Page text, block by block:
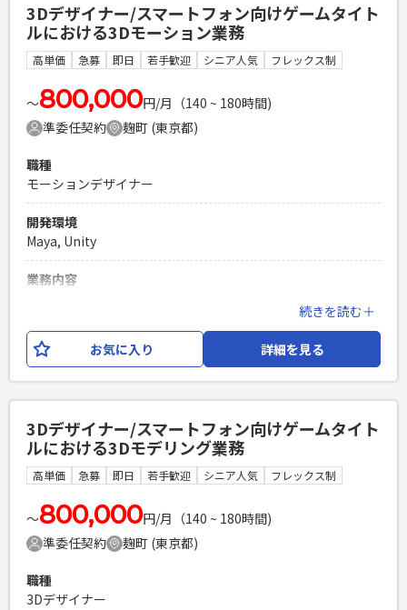
必須スキル
・スマートフォン向けゲームタイトルにおけるUIUX制作経験
（2年以上尚可） ・ワイヤーフレームの制作経験 ・Unity開発
環境での実装経験 ※コンシューマ向けゲームタイトル経験の
場合は相応の経験があること ※ポートフォリオご提出をお願
いいたします。
PHPを用いたWebサービスの開発経験4年以上
Laravelを用いた開発経験1年以上
エンジニア複数人のチームでの開発経験
3Dデザイナー/スマートフォン向けゲームタイト
ルにおける3Dモーション業務
高単価 急募 即日 若手歓迎 シニア人気 フレックス制
〜800,000円/月（140 ~ 180時間)
準委任契約
麹町 (東京都)
職種
モーションデザイナー
開発環境
Maya, Unity
業務内容
務をお任せいたします。 【具体的な仕事内容】 ・キャラクタ
ーやエネミーのモーション制作、および必要に応じ隣接業務
（セットアップ、リギング等） ・キャラクターやエネミーの
必須スキル
スマートフォン向けゲームタイトルにおけるMayaを使用した
3Dモーション制作経験 ※コンシューマ向けゲームタイトル経
験の場合は相応の経験があること ※ポートフォリオご提出を
お願いいたします。
PHPを用いたWebサービスの開発経験4年以上
Laravelを用いた開発経験1年以上
エンジニア複数人のチームでの開発経験
続きを読む＋
お気に入り 詳細を見る
3Dデザイナー/スマートフォン向けゲームタイト
ルにおける3Dモデリング業務
高単価 急募 即日 若手歓迎 シニア人気 フレックス制
〜800,000円/月（140 ~ 180時間)
準委任契約
麹町 (東京都)
職種
3Dデザイナー